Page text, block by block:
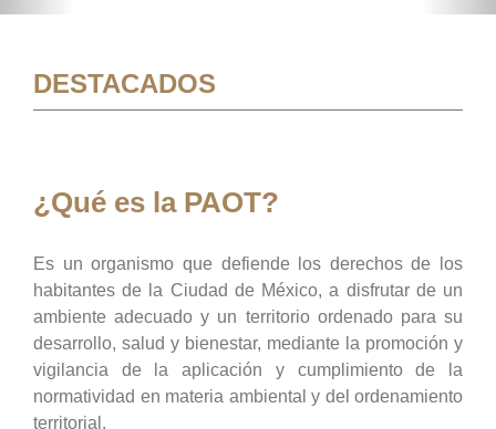
DESTACADOS
¿Qué es la PAOT?
Es un organismo que defiende los derechos de los
habitantes de la Ciudad de México, a disfrutar de un
ambiente adecuado y un territorio ordenado para su
desarrollo, salud y bienestar, mediante la promoción y
vigilancia de la aplicación y cumplimiento de la
normatividad en materia ambiental y del ordenamiento
territorial.